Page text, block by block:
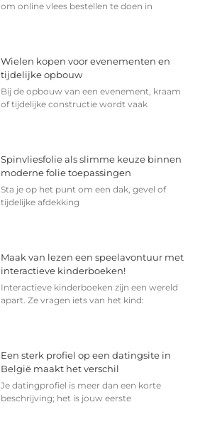
om online vlees bestellen te doen in
Wielen kopen voor evenementen en
tijdelijke opbouw
Bij de opbouw van een evenement, kraam
of tijdelijke constructie wordt vaak
Spinvliesfolie als slimme keuze binnen
moderne folie toepassingen
Sta je op het punt om een dak, gevel of
tijdelijke afdekking
Maak van lezen een speelavontuur met
interactieve kinderboeken!
Interactieve kinderboeken zijn een wereld
apart. Ze vragen iets van het kind:
Een sterk profiel op een datingsite in
België maakt het verschil
Je datingprofiel is meer dan een korte
beschrijving; het is jouw eerste